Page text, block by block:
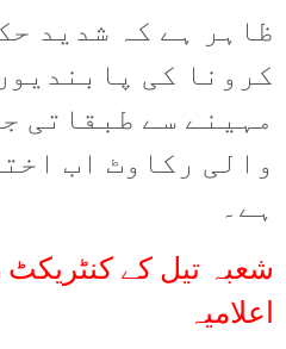
ظاہر ہے کہ شدید
کرونا کی
مہینے سے طبقاتی
والی رکاوٹ اب
ہے۔
شعبہ تیل کے
اعلامیہ